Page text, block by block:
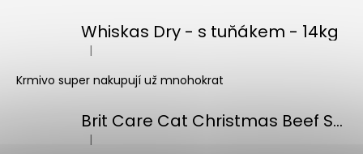
Whiskas Dry - s tuňákem - 14kg
Hodnocení produktu je 5 z 5 hvězdiček.
|
Krmivo super nakupují už mnohokrat
Brit Care Cat Christmas Beef Soup 75g
Hodnocení produktu je 5 z 5 hvězdiček.
|